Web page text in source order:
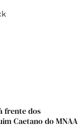
frente dos
Caetano do MNAA